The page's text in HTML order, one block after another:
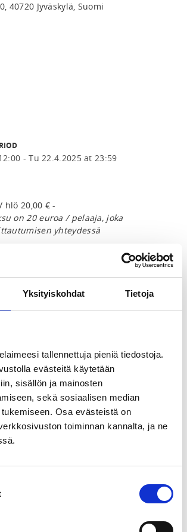
Yksityiskohdat Tietoja
tallennettuja pieniä tiedostoja.
evästeitä käytetään
sisällön ja mainosten
sekä sosiaalisen median
Osa evästeistä on
toiminnan kannalta, ja ne
40720 Jyväskylä, Suomi
- Tu 22.4.2025 at 23:59
hlö 20,00 € -
on 20 euroa / pelaaja, joka
yhteydessä
2025 ja sokkopingiscupin 5.
3.-4.5.2025.
koulu, os. Viitaniementie 20,
3.5. klo 11.00 ja su 4.5. klo 9.00.
(haastaja) ja C (harraste). Sarjat ovat
ja jokainen voi itse päättää
kanssa löytääksesi sinulle